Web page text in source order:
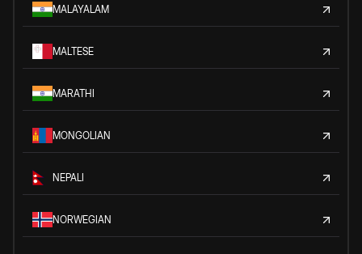
MALAYALAM
MALTESE
MARATHI
MONGOLIAN
NEPALI
NORWEGIAN